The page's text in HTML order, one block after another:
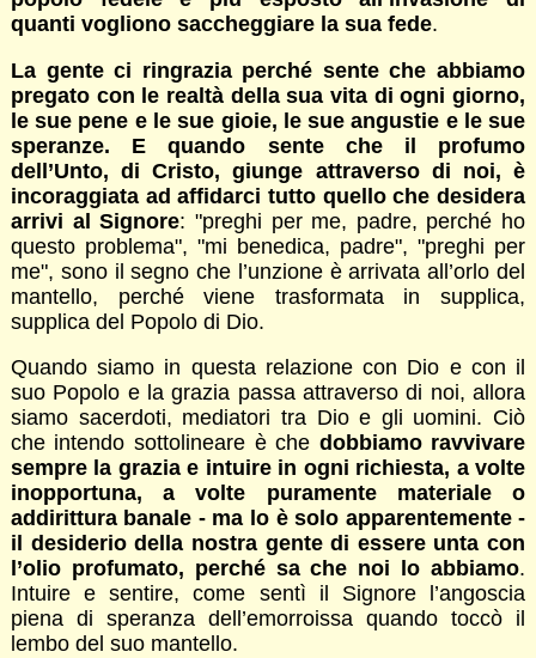
quanti vogliono saccheggiare la sua fede.
La gente ci ringrazia perché sente che abbiamo
pregato con le realtà della sua vita di ogni giorno,
le sue pene e le sue gioie, le sue angustie e le sue
speranze. E quando sente che il profumo
dell’Unto, di Cristo, giunge attraverso di noi, è
incoraggiata ad affidarci tutto quello che desidera
arrivi al Signore: "preghi per me, padre, perché ho
questo problema", "mi benedica, padre", "preghi per
me", sono il segno che l’unzione è arrivata all’orlo del
mantello, perché viene trasformata in supplica,
supplica del Popolo di Dio.
Quando siamo in questa relazione con Dio e con il
suo Popolo e la grazia passa attraverso di noi, allora
siamo sacerdoti, mediatori tra Dio e gli uomini. Ciò
che intendo sottolineare è che dobbiamo ravvivare
sempre la grazia e intuire in ogni richiesta, a volte
inopportuna, a volte puramente materiale o
addirittura banale - ma lo è solo apparentemente -
il desiderio della nostra gente di essere unta con
l’olio profumato, perché sa che noi lo abbiamo.
Intuire e sentire, come sentì il Signore l’angoscia
piena di speranza dell’emorroissa quando toccò il
lembo del suo mantello.